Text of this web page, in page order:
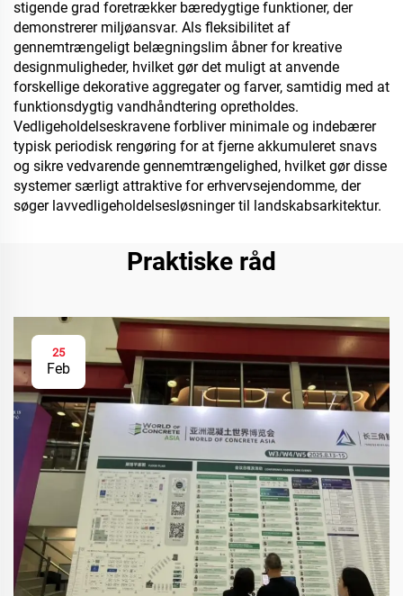
stigende grad foretrækker bæredygtige funktioner, der
demonstrerer miljøansvar. Als fleksibilitet af
gennemtrængeligt belægningslim åbner for kreative
designmuligheder, hvilket gør det muligt at anvende
forskellige dekorative aggregater og farver, samtidig med at
funktionsdygtig vandhåndtering opretholdes.
Vedligeholdelseskravene forbliver minimale og indebærer
typisk periodisk rengøring for at fjerne akkumuleret snavs
og sikre vedvarende gennemtrængelighed, hvilket gør disse
systemer særligt attraktive for erhvervsejendomme, der
søger lavvedligeholdelsesløsninger til landskabsarkitektur.
Praktiske råd
25
Feb